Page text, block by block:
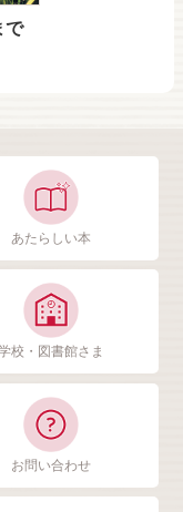
で
あたらしい本
校・図書館さま
お問い合わせ